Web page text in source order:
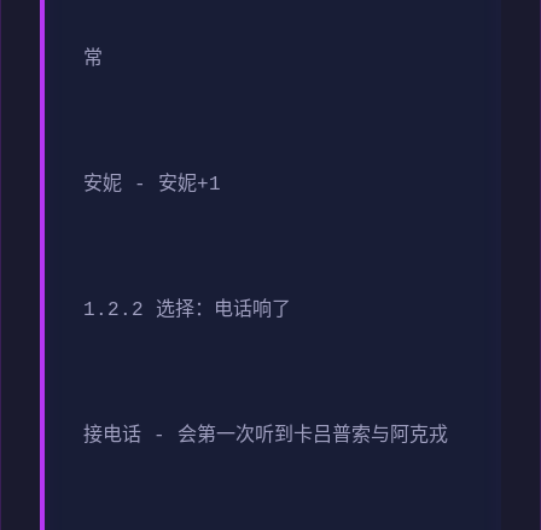
常
安妮 - 安妮+1
1.2.2 选择：电话响了
接电话 - 会第一次听到卡吕普索与阿克戎